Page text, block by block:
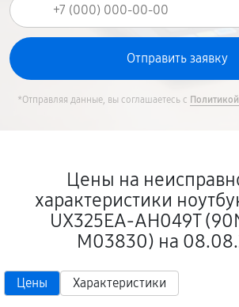
*Отправляя данные, вы соглашаетесь с
Цены на
характеристики
UX325EA-AH049T
M03830) на
Цены Характеристики